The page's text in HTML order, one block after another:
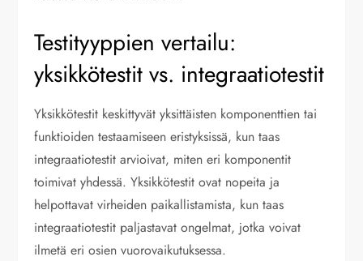
Testityyppien vertailu:
yksikkötestit vs. integraatiotestit
Yksikkötestit keskittyvät yksittäisten komponenttien tai
funktioiden testaamiseen eristyksissä, kun taas
integraatiotestit arvioivat, miten eri komponentit
toimivat yhdessä. Yksikkötestit ovat nopeita ja
helpottavat virheiden paikallistamista, kun taas
integraatiotestit paljastavat ongelmat, jotka voivat
ilmetä eri osien vuorovaikutuksessa.